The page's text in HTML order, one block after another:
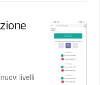
livelli